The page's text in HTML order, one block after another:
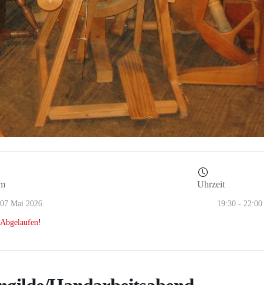
07 Mai 2026
Abgelaufen!
Uhrzeit
19:30 - 22:00